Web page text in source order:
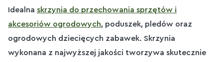
Idealna skrzynia do przechowania sprzętów i
akcesoriów ogrodowych, poduszek, pledów oraz
ogrodowych dziecięcych zabawek. Skrzynia
wykonana z najwyższej jakości tworzywa skutecznie